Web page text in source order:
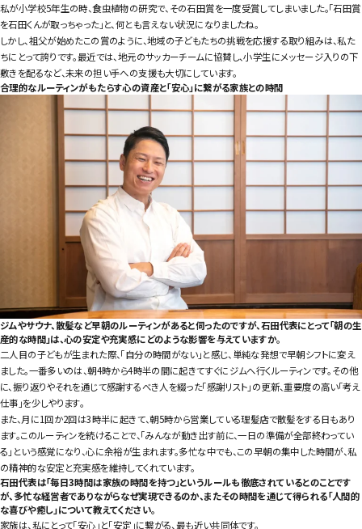
私が小学校5年生の時、食虫植物の研究で、その石田賞を一度受賞してしまいました。「石田賞
を石田くんが取っちゃった」と、何とも言えない状況になりましたね。
しかし、祖父が始めたこの賞のように、地域の子どもたちの挑戦を応援する取り組みは、私た
ちにとって誇りです。最近では、地元のサッカーチームに協賛し、小学生にメッセージ入りの下
敷きを配るなど、未来の担い手への支援も大切にしています。
合理的なルーティンがもたらす心の資産と「安心」に繋がる家族との時間
ジムやサウナ、散髪など早朝のルーティンがあると伺ったのですが、石田代表にとって「朝の生
産的な時間」は、心の安定や充実感にどのような影響を与えていますか。
二人目の子どもが生まれた際、「自分の時間がない」と感じ、単純な発想で早朝シフトに変え
ました。一番多いのは、朝4時から4時半の間に起きてすぐにジムへ行くルーティンです。その他
に、振り返りやそれを通じて感謝するべき人を綴った「感謝リスト」の更新、重要度の高い「考え
仕事」を少しやります。
また、月に1回か2回は3時半に起きて、朝5時から営業している理髪店で散髪をする日もあり
ます。このルーティンを続けることで、「みんなが動き出す前に、一日の準備が全部終わってい
る」という感覚になり、心に余裕が生まれます。多忙な中でも、この早朝の集中した時間が、私
の精神的な安定と充実感を維持してくれています。
石田代表は「毎日3時間は家族の時間を持つ」というルールも徹底されているとのことです
が、多忙な経営者でありながらなぜ実現できるのか、またその時間を通じて得られる「人間的
な喜びや癒し」について教えてください。
家族は、私にとって「安心」と「安定」に繋がる、最も近い共同体です。